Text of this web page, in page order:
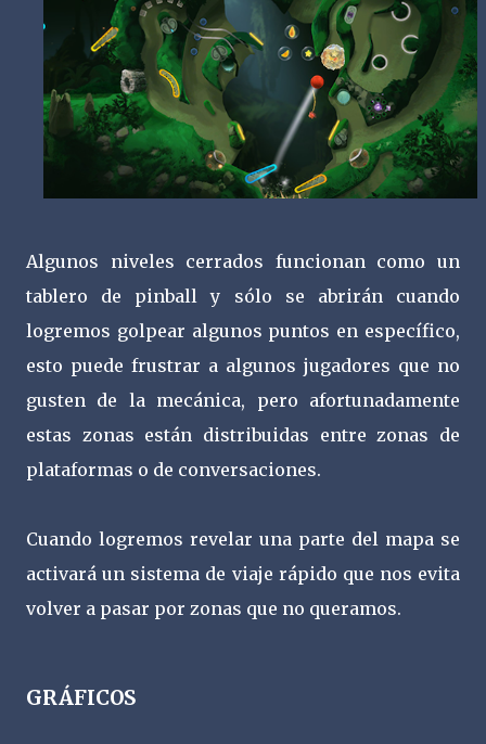
Algunos niveles cerrados funcionan como un
tablero de pinball y sólo se abrirán cuando
logremos golpear algunos puntos en específico,
esto puede frustrar a algunos jugadores que no
gusten de la mecánica, pero afortunadamente
estas zonas están distribuidas entre zonas de
plataformas o de conversaciones.
Cuando logremos revelar una parte del mapa se
activará un sistema de viaje rápido que nos evita
volver a pasar por zonas que no queramos.
GRÁFICOS